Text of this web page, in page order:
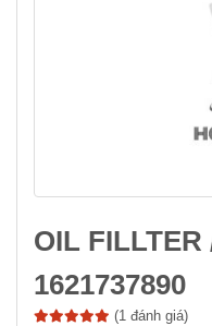
OIL
1621737890
(1 đánh giá)